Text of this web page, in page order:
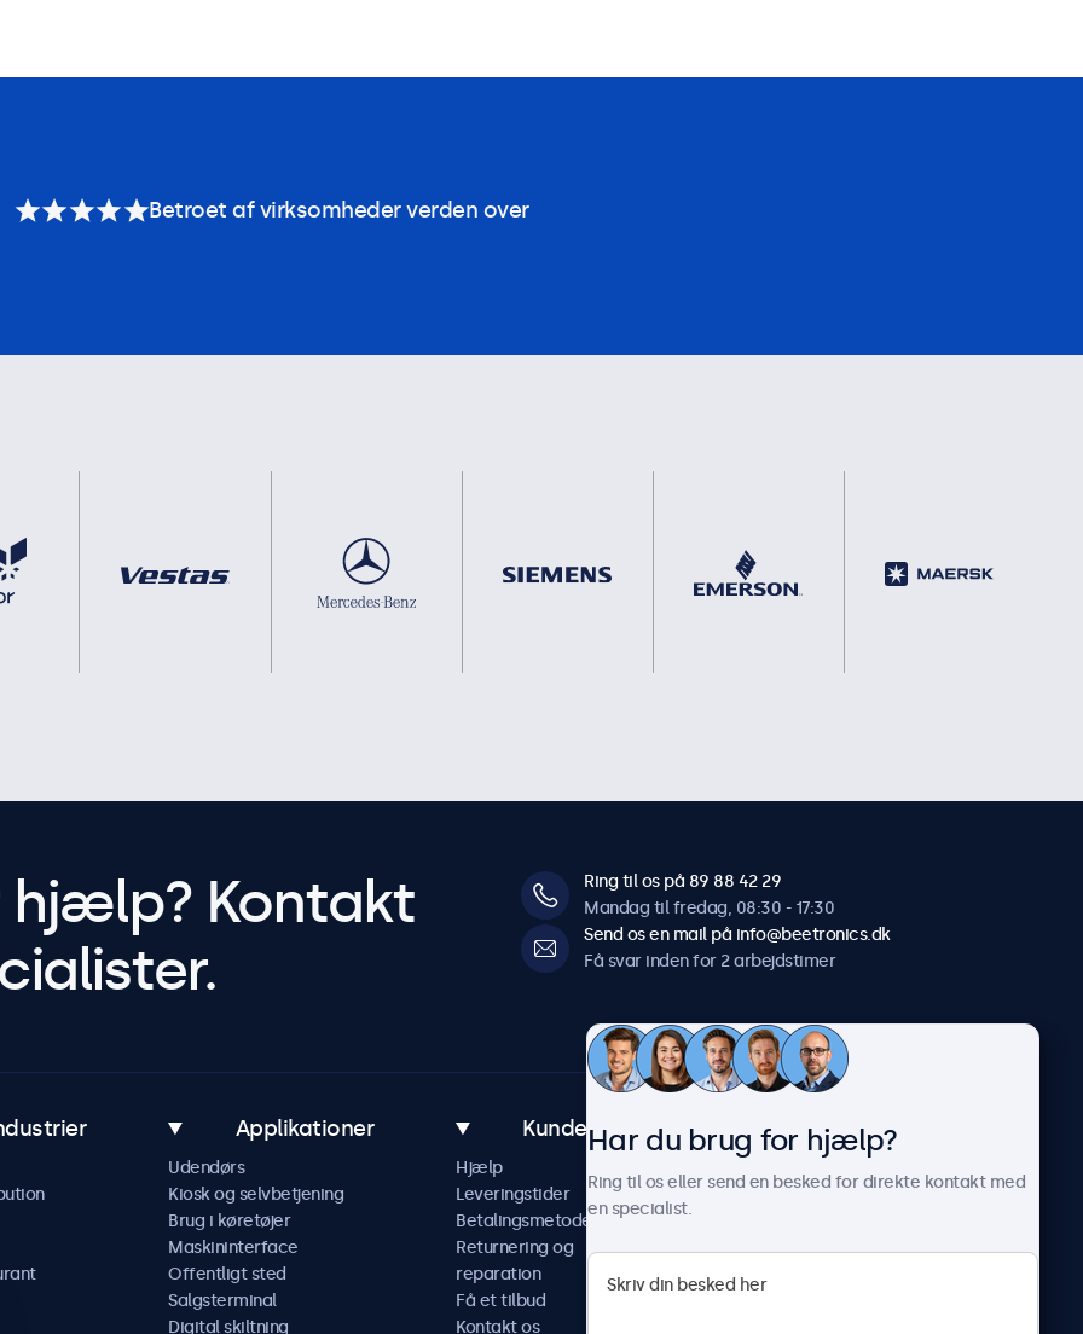
Betroet af virksomheder verden over
hjælp? Kontakt
Ring til os på 89 88 42 29
Mandag til fredag, 08:30 - 17:30
Send os en mail på info@beetronics.dk
Få svar inden for 2 arbejdstimer
Applikationer
Udendørs
Kiosk og selvbetjening
Brug i køretøjer
Maskininterface
Offentligt sted
Salgsterminal
Digital skiltning
Kundeservice
Hjælp
Leveringstider
Betalingsmetoder
Returnering og
reparation
Få et tilbud
Kontakt os
Om Beetronics
Nyheder og opdateringer
Arbejd hos os
Har du brug for hjælp?
Ring til os eller send en besked for direkte kontakt med
en specialist.